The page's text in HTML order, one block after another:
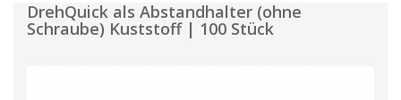
DrehQuick als Abstandhalter (ohne
Schraube) Kuststoff | 100 Stück